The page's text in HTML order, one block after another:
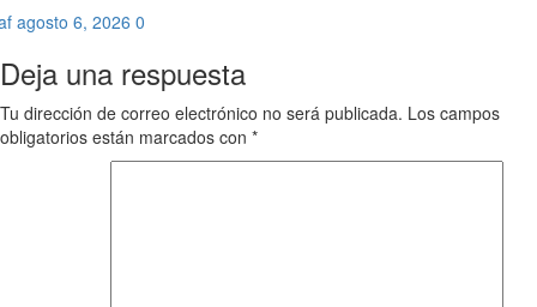
agosto 6, 2026 0
Deja una respuesta
Tu dirección de correo electrónico no será publicada. Los campos
obligatorios están marcados con *